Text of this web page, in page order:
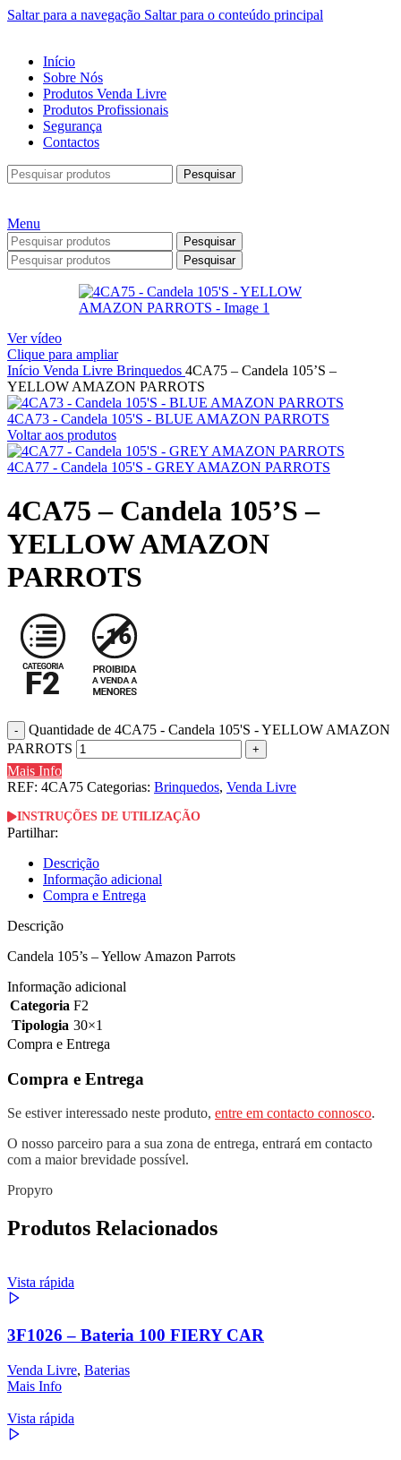
Saltar para a navegação Saltar para o conteúdo principal
Início
Sobre Nós
Produtos Venda Livre
Produtos Profissionais
Segurança
Contactos
Pesquisar
Menu
Pesquisar
Pesquisar
Ver vídeo
Clique para ampliar
Início Venda Livre Brinquedos 4CA75 – Candela 105’S –
YELLOW AMAZON PARROTS
4CA73 - Candela 105'S - BLUE AMAZON PARROTS
Voltar aos produtos
4CA77 - Candela 105'S - GREY AMAZON PARROTS
4CA75 – Candela 105’S –
YELLOW AMAZON
PARROTS
Quantidade de 4CA75 - Candela 105'S - YELLOW AMAZON
PARROTS
Mais Info
REF: 4CA75 Categorias: Brinquedos, Venda Livre
INSTRUÇÕES DE UTILIZAÇÃO
Partilhar:
Descrição
Informação adicional
Compra e Entrega
Descrição
Candela 105’s – Yellow Amazon Parrots
Informação adicional
Categoria F2
Tipologia 30×1
Compra e Entrega
Compra e Entrega
Se estiver interessado neste produto, entre em contacto connosco.
O nosso parceiro para a sua zona de entrega, entrará em contacto
com a maior brevidade possível.
Propyro
Produtos Relacionados
Vista rápida
3F1026 – Bateria 100 FIERY CAR
Venda Livre, Baterias
Mais Info
Vista rápida